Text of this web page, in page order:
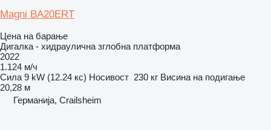
Magni BA20ERT
Цена на барање
Дигалка - хидраулична зглобна платформа
2022
1.124 м/ч
Сила 9 kW (12.24 кс) Носивост 230 кг Висина на подигање
20,28 м
Германија, Crailsheim